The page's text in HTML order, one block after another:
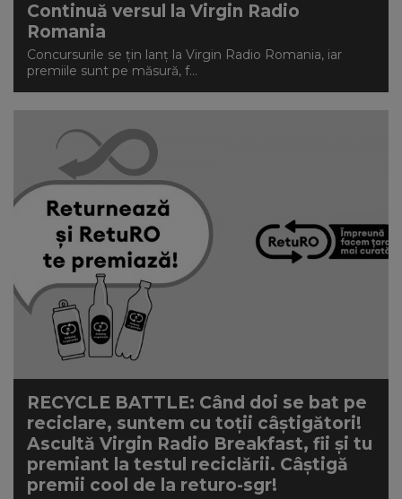
Continuă versul la Virgin Radio
Romania
Concursurile se țin lanț la Virgin Radio Romania, iar
premiile sunt pe măsură, f...
RECYCLE BATTLE: Când doi se bat pe
reciclare, suntem cu toții câștigători!
Ascultă Virgin Radio Breakfast, fii și tu
premiant la testul reciclării. Câștigă
premii cool de la returo-sgr!